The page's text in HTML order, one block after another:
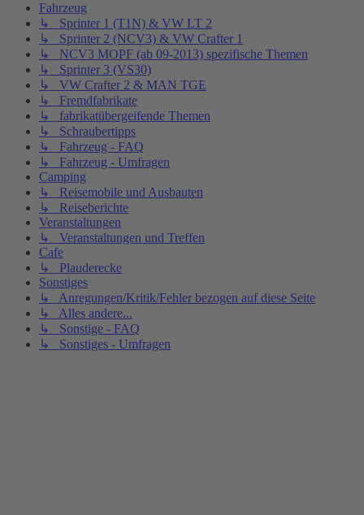
Fahrzeug
↳ Sprinter 1 (T1N) & VW LT 2
↳ Sprinter 2 (NCV3) & VW Crafter 1
↳ NCV3 MOPF (ab 09-2013) spezifische Themen
↳ Sprinter 3 (VS30)
↳ VW Crafter 2 & MAN TGE
↳ Fremdfabrikate
↳ fabrikatübergeifende Themen
↳ Schraubertipps
↳ Fahrzeug - FAQ
↳ Fahrzeug - Umfragen
Camping
↳ Reisemobile und Ausbauten
↳ Reiseberichte
Veranstaltungen
↳ Veranstaltungen und Treffen
Cafe
↳ Plauderecke
Sonstiges
↳ Anregungen/Kritik/Fehler bezogen auf diese Seite
↳ Alles andere...
↳ Sonstige - FAQ
↳ Sonstiges - Umfragen